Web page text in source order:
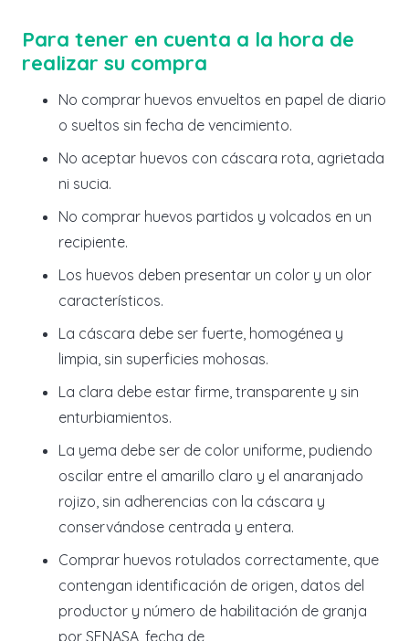
Para tener en cuenta a la hora de
realizar su compra
No comprar huevos envueltos en papel de diario
o sueltos sin fecha de vencimiento.
No aceptar huevos con cáscara rota, agrietada
ni sucia.
No comprar huevos partidos y volcados en un
recipiente.
Los huevos deben presentar un color y un olor
característicos.
La cáscara debe ser fuerte, homogénea y
limpia, sin superficies mohosas.
La clara debe estar firme, transparente y sin
enturbiamientos.
La yema debe ser de color uniforme, pudiendo
oscilar entre el amarillo claro y el anaranjado
rojizo, sin adherencias con la cáscara y
conservándose centrada y entera.
Comprar huevos rotulados correctamente, que
contengan identificación de origen, datos del
productor y número de habilitación de granja
por SENASA, fecha de